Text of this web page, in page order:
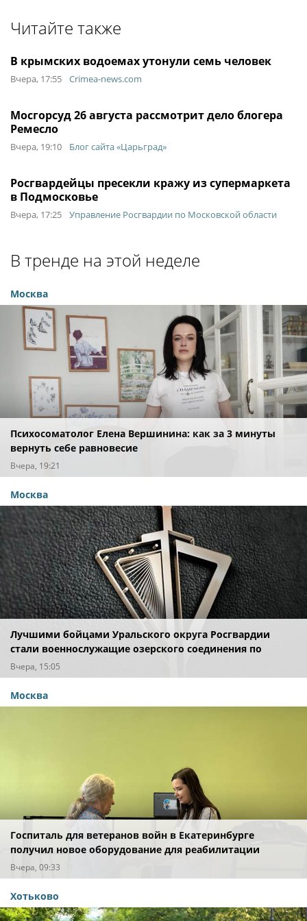
Читайте также
В крымских водоемах утонули семь человек
Вчера, 17:55 Crimea-news.com
Мосгорсуд 26 августа рассмотрит дело блогера
Ремесло
Вчера, 19:10 Блог сайта «Царьград»
Росгвардейцы пресекли кражу из супермаркета
в Подмосковье
Вчера, 17:25 Управление Росгвардии по Московской области
В тренде на этой неделе
Москва
Психосоматолог Елена Вершинина: как за 3 минуты
вернуть себе равновесие
Вчера, 19:21
Москва
Лучшими бойцами Уральского округа Росгвардии
стали военнослужащие озерского соединения по
охране важных государственных объектов
Вчера, 15:05
Москва
Госпиталь для ветеранов войн в Екатеринбурге
получил новое оборудование для реабилитации
Вчера, 09:33
Хотьково